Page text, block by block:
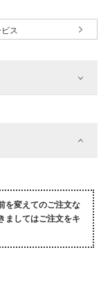
ス
を変えてのご注文な
ましてはご注文をキ